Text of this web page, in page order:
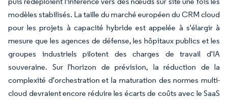
modèles stabilisés. La taille du marché européen du CRM cloud
pour les projets à capacité hybride est appelée à s'élargir à
mesure que les agences de défense, les hôpitaux publics et les
groupes industriels pilotent des charges de travail d'IA
souveraine. Sur l'horizon de prévision, la réduction de la
complexité d'orchestration et la maturation des normes multi-
cloud devraient encore réduire les écarts de coûts avec le SaaS